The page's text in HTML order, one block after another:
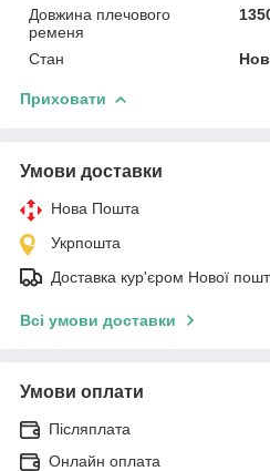
Довжина плечового
ременя
Стан
Приховати
Умови доставки
Нова Пошта
Укрпошта
Доставка кур'єром Нової
Всі умови доставки
Умови оплати
Післяплата
Онлайн оплата